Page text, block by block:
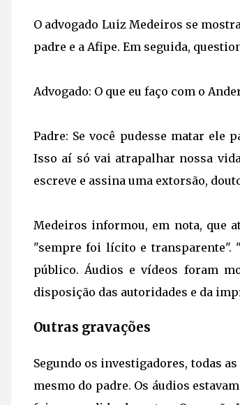
O advogado Luiz Medeiros se
padre e a Afipe. Em seguida,
Advogado: O que eu faço com o
Padre: Se você pudesse matar ele
Isso aí só vai atrapalhar nossa
escreve e assina uma extorsão,
Medeiros informou, em nota, que
"sempre foi lícito e transparente".
público. Áudios e vídeos foram
disposição das autoridades e da
Outras gravações
Segundo os investigadores, todas
mesmo do padre. Os áudios